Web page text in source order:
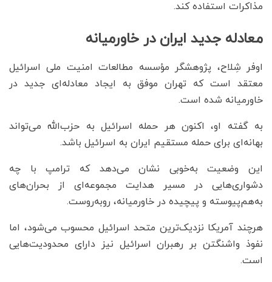
مذاکرات استفاده کند.
معادله جدید ایران در خاورمیانه
اوفر شِلاح، پژوهشگر مؤسسه مطالعات امنیت ملی اسرائیل
معتقد است که تهران موفق به ایجاد معادله‌ای جدید در
خاورمیانه شده است.
به گفته او، اکنون هر حمله اسرائیل به حزب‌الله می‌تواند
بهانه‌ای برای حمله مستقیم ایران به اسرائیل باشد.
این وضعیت به‌خوبی نشان می‌دهد که ترامپ با چه
دشواری‌هایی در مسیر هدایت مجموعه‌ای از بحران‌های
به‌هم‌پیوسته و پیچیده در خاورمیانه، روبه‌روست.
هرچند آمریکا نزدیک‌ترین متحد اسرائیل محسوب می‌شود، اما
نفوذ واشنگتن بر رهبران اسرائیل نیز دارای محدودیت‌هایی
است.